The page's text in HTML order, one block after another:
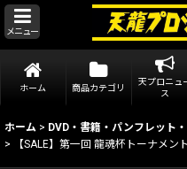
メニュー
ホーム 商品カテゴリ
天プロニュ
ス
ホーム > DVD・書籍・パンフレット
>
【SALE】第一回 龍魂杯トーナメン